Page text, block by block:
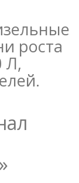
роста
Л,